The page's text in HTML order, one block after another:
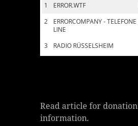
1
ERROR.WTF
2
ERRORCOMPANY - TELEFONE
LINE
3
RADIO RÜSSELSHEIM
Read article for donation
information.